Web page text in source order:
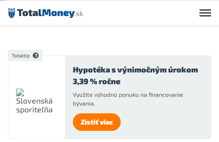
Preskočiť na obsah
Totaltip
Hypotéka s výnimočným úrokom
3,39 % ročne
Využite výhodnú ponuku na financovanie
bývania.
Zistiť viac